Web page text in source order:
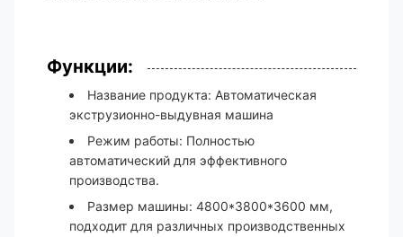
Функции:
Название продукта: Автоматическая
экструзионно-выдувная машина
Режим работы: Полностью
автоматический для эффективного
производства.
Размер машины: 4800*3800*3600 мм,
подходит для различных производственных